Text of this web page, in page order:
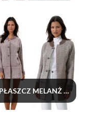
PŁASZCZ MELANŻ Z ALPAKI